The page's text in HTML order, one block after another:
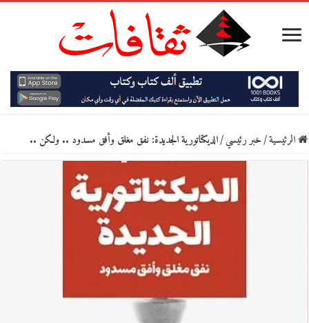
الرئيسية/خبر رئيسي/الديكتاتورية الجديدة: نفق مغلق وأفق مسدود .. ولكن ..